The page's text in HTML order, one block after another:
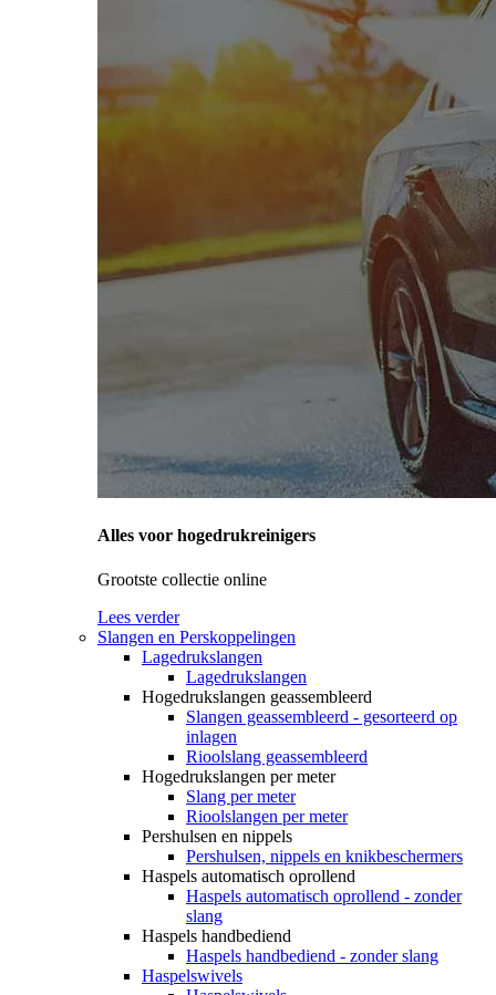
Alles voor hogedrukreinigers
Grootste collectie online
Lees verder
Slangen en Perskoppelingen
Lagedrukslangen
Lagedrukslangen
Hogedrukslangen geassembleerd
Slangen geassembleerd - gesorteerd op
inlagen
Rioolslang geassembleerd
Hogedrukslangen per meter
Slang per meter
Rioolslangen per meter
Pershulsen en nippels
Pershulsen, nippels en knikbeschermers
Haspels automatisch oprollend
Haspels automatisch oprollend - zonder
slang
Haspels handbediend
Haspels handbediend - zonder slang
Haspelswivels